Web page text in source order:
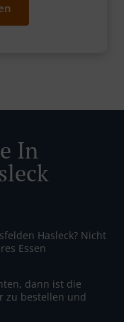
In
Hasleck? Nicht
Essen
dann ist die
zu bestellen und